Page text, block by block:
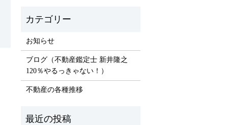
お知らせ
ブログ（不動産鑑定士 新井隆之
120％やるっきゃない！）
不動産の各種推移